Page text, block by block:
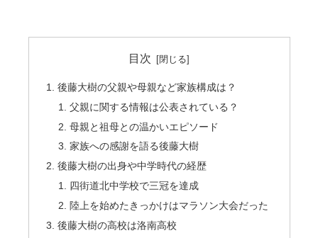
目次
後藤大樹の父親や母親など家族構成は？
父親に関する情報は公表されている？
母親と祖母との温かいエピソード
家族への感謝を語る後藤大樹
後藤大樹の出身や中学時代の経歴
四街道北中学校で三冠を達成
陸上を始めたきっかけはマラソン大会だった
後藤大樹の高校は洛南高校